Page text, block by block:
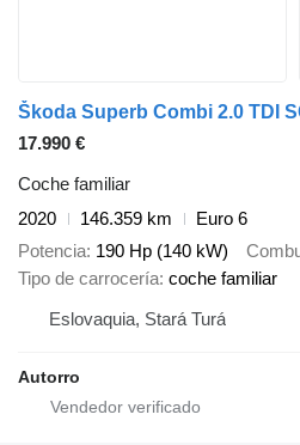
Škoda Superb Combi 2.0 TDI
17.990 €
Coche familiar
2020
146.359 km
Euro 6
Potencia 190 Hp (140 kW)
Tipo de carrocería coche familiar
Eslovaquia, Stará Turá
Autorro